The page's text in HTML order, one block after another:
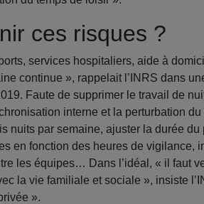
ces risques ?
services hospitaliers, aide à
continue », rappelait l’INRS dans
Faute de supprimer le travail de
interne et la perturbation
nuits par semaine, ajuster la durée
en fonction des heures de vigilance,
les équipes… Dans l’idéal, « il faut
la vie familiale et sociale », insiste
».